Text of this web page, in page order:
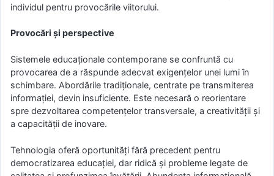
individul pentru provocările viitorului.
Provocări și perspective
Sistemele educaționale contemporane se confruntă cu
provocarea de a răspunde adecvat exigențelor unei lumi în
schimbare. Abordările tradiționale, centrate pe transmiterea
informației, devin insuficiente. Este necesară o reorientare
spre dezvoltarea competențelor transversale, a creativității și
a capacității de inovare.
Tehnologia oferă oportunități fără precedent pentru
democratizarea educației, dar ridică și probleme legate de